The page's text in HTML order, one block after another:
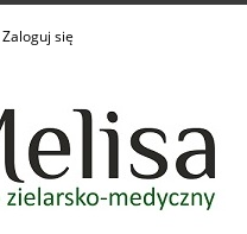
Zaloguj się